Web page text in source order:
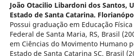
João Otacilio Libardoni dos Santos,
Estado de Santa Catarina.
Possui graduação em Educação
Federal de Santa Maria, RS, Brasil
em Ciências do Movimento Humano
Estado de Santa Catarina SC, Brasil